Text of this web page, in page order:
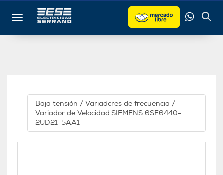
Toggle navigation
Baja tensión / Variadores de frecuencia /
Variador de Velocidad SIEMENS 6SE6440-
2UD21-5AA1